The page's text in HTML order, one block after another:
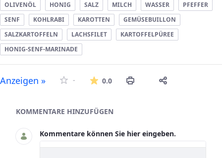
OLIVENÖL HONIG SALZ MILCH WASSER
PFEFFER
SENF
KOHLRABI KAROTTEN
GEMÜSEBUILLON
SALZKARTOFFELN
LACHSFILET
KARTOFFELPÜREE
HONIG-SENF-MARINADE
Anzeigen » - 0.0Die durchschnittliche
Asset-Herausgeber
KOMMENTARE HINZUFÜGEN
Kommentare können Sie hier eingeben.